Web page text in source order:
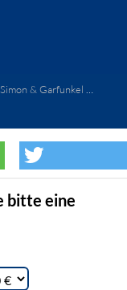
Simon & Garfunkel Cover
bitte eine